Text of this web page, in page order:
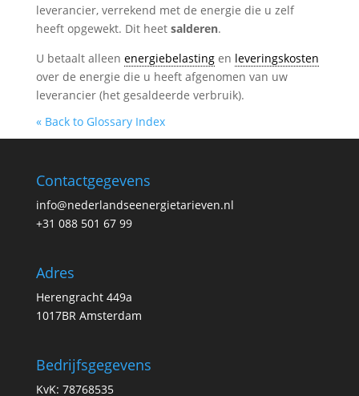
leverancier, verrekend met de energie die u zelf
heeft opgewekt. Dit heet salderen.
U betaalt alleen energiebelastingen leveringskosten
over de energie die u heeft afgenomen van uw
leverancier (het gesaldeerde verbruik).
« Back to Glossary Index
Contactgegevens
info@nederlandseenergietarieven.nl
+31 088 501 67 99
Adres
Herengracht 449a
1017BR Amsterdam
Bedrijfsgegevens
KvK: 78768535